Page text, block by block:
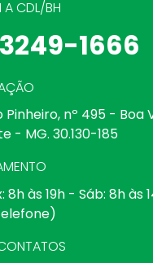
A CDL/BH
1666
Pinheiro, nº 495 - Boa
- MG. 30.130-185
8h às 19h - Sáb: 8h às